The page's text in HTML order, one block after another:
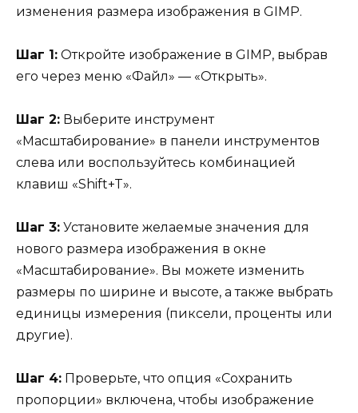
изменения размера изображения в GIMP.
Шаг 1: Откройте изображение в GIMP, выбрав
его через меню «Файл» — «Открыть».
Шаг 2: Выберите инструмент
«Масштабирование» в панели инструментов
слева или воспользуйтесь комбинацией
клавиш «Shift+T».
Шаг 3: Установите желаемые значения для
нового размера изображения в окне
«Масштабирование». Вы можете изменить
размеры по ширине и высоте, а также выбрать
единицы измерения (пиксели, проценты или
другие).
Шаг 4: Проверьте, что опция «Сохранить
пропорции» включена, чтобы изображение